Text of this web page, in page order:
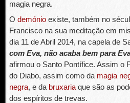
magia negra.
O demónioexiste, também no
Francisco na sua meditação em
dia 11 de Abril 2014, na capela de
com Eva, não acaba bem para
afirmou o Santo Pontífice. Assim o
do Diabo, assim como da magia
negra, e da bruxariaque são as
dos espíritos de trevas.